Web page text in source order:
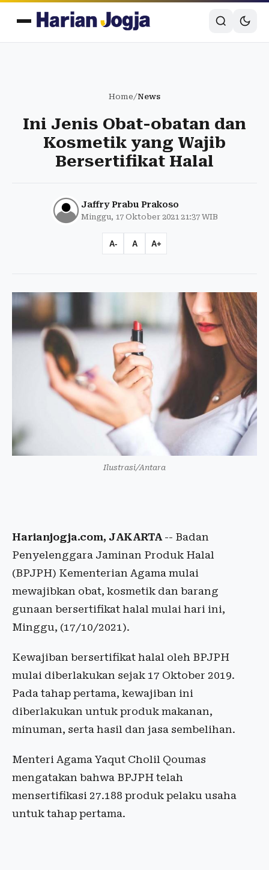
Home/News
Ini Jenis Obat-obatan dan
Kosmetik yang Wajib
Bersertifikat Halal
Jaffry Prabu Prakoso
Minggu, 17 Oktober 2021 21:37 WIB
A- A A+
Ilustrasi/Antara
Harianjogja.com, JAKARTA-- Badan
Penyelenggara Jaminan Produk Halal
(BPJPH) Kementerian Agama mulai
mewajibkan obat, kosmetik dan barang
gunaan bersertifikat halal mulai hari ini,
Minggu, (17/10/2021).
Kewajiban bersertifikat halal oleh BPJPH
mulai diberlakukan sejak 17 Oktober 2019.
Pada tahap pertama, kewajiban ini
diberlakukan untuk produk makanan,
minuman, serta hasil dan jasa sembelihan.
Menteri Agama Yaqut Cholil Qoumas
mengatakan bahwa BPJPH telah
mensertifikasi 27.188 produk pelaku usaha
untuk tahap pertama.